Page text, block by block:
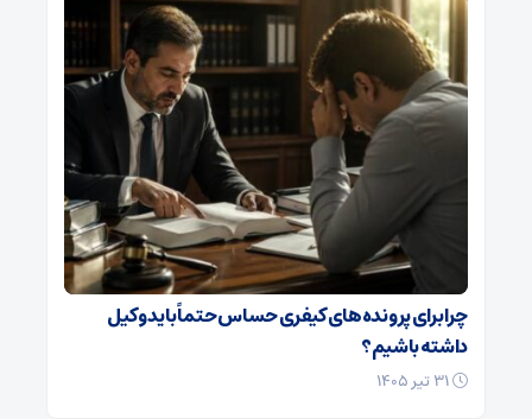
چرا برای پرونده‌های کیفری حساس حتماً باید وکیل
داشته باشیم؟